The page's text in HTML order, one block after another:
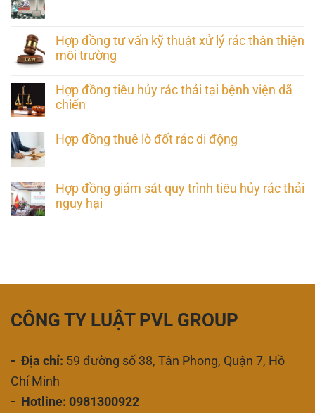
Hợp đồng tư vấn kỹ thuật xử lý rác thân thiện
môi trường
Hợp đồng tiêu hủy rác thải tại bệnh viện dã
chiến
Hợp đồng thuê lò đốt rác di động
Hợp đồng giám sát quy trình tiêu hủy rác thải
nguy hại
CÔNG TY LUẬT PVL GROUP
- Địa chỉ: 59 đường số 38, Tân Phong, Quận 7, Hồ
Chí Minh
- Hotline: 0981300922